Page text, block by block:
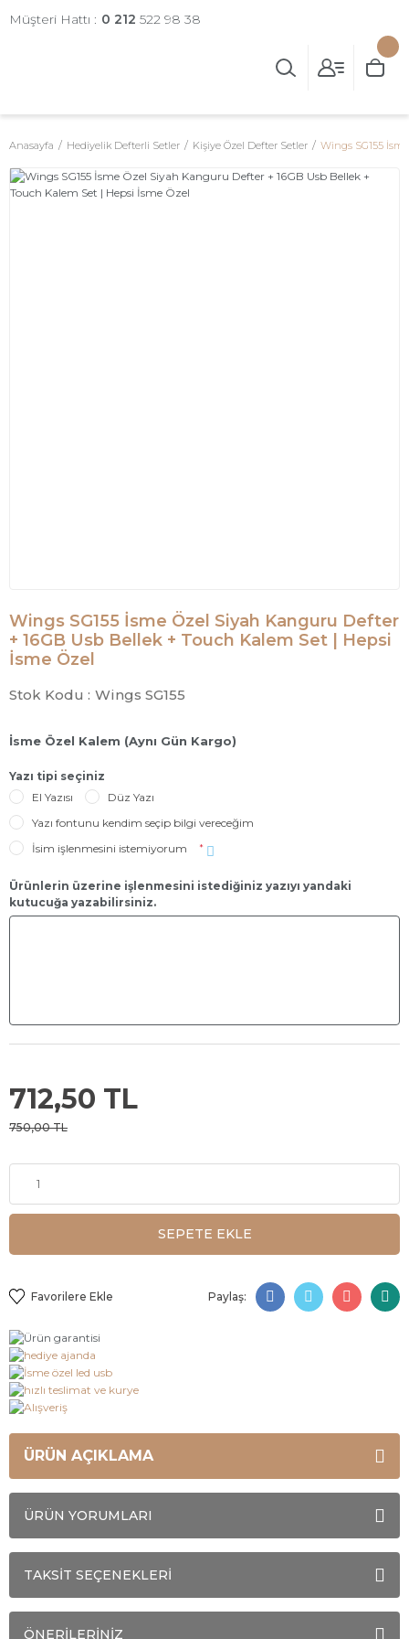
Müşteri Hattı : 0 212 522 98 38
Anasayfa Hediyelik Defterli Setler Kişiye Özel Defter Setler Wings SG155
Wings SG155 İsme Özel Siyah Kanguru Defter
+ 16GB Usb Bellek + Touch Kalem Set | Hepsi
İsme Özel
Stok Kodu : Wings SG155
İsme Özel Kalem (Aynı Gün Kargo)
Yazı tipi seçiniz
El Yazısı
Düz Yazı
Yazı fontunu kendim seçip bilgi vereceğim
İsim işlenmesini istemiyorum
*
Ürünlerin üzerine işlenmesini istediğiniz yazıyı yandaki
kutucuğa yazabilirsiniz.
712,50 TL
750,00 TL
SEPETE EKLE
Paylaş:
ÜRÜN AÇIKLAMA
ÜRÜN YORUMLARI
TAKSİT SEÇENEKLERİ
ÖNERİLERİNİZ